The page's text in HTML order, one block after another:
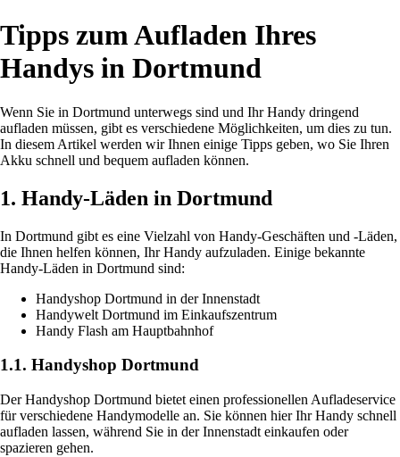
Tipps zum Aufladen Ihres
Handys in Dortmund
Wenn Sie in Dortmund unterwegs sind und Ihr Handy dringend
aufladen müssen, gibt es verschiedene Möglichkeiten, um dies zu tun.
In diesem Artikel werden wir Ihnen einige Tipps geben, wo Sie Ihren
Akku schnell und bequem aufladen können.
1. Handy-Läden in Dortmund
In Dortmund gibt es eine Vielzahl von Handy-Geschäften und -Läden,
die Ihnen helfen können, Ihr Handy aufzuladen. Einige bekannte
Handy-Läden in Dortmund sind:
Handyshop Dortmund in der Innenstadt
Handywelt Dortmund im Einkaufszentrum
Handy Flash am Hauptbahnhof
1.1. Handyshop Dortmund
Der Handyshop Dortmund bietet einen professionellen Aufladeservice
für verschiedene Handymodelle an. Sie können hier Ihr Handy schnell
aufladen lassen, während Sie in der Innenstadt einkaufen oder
spazieren gehen.